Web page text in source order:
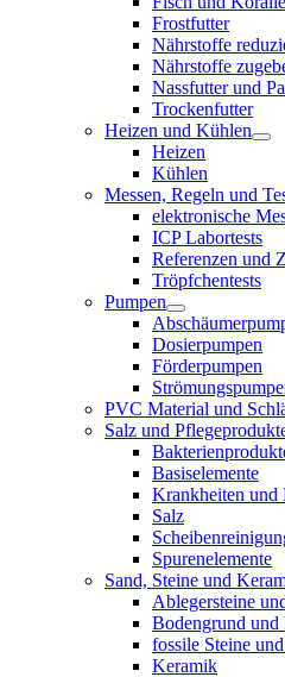
Frostfutter
Nährstoffe
Nährstoffe
Nassfutter und
Trockenfutter
Heizen und Kühlen
Heizen
Kühlen
Messen, Regeln und
elektronische
ICP Labortests
Referenzen und
Tröpfchentests
Pumpen
Dosierpumpen
Förderpumpen
PVC Material und
Salz und
Basiselemente
Krankheiten und
Salz
Spurenelemente
Sand, Steine und
Ablegersteine
Bodengrund und
fossile Steine
Keramik